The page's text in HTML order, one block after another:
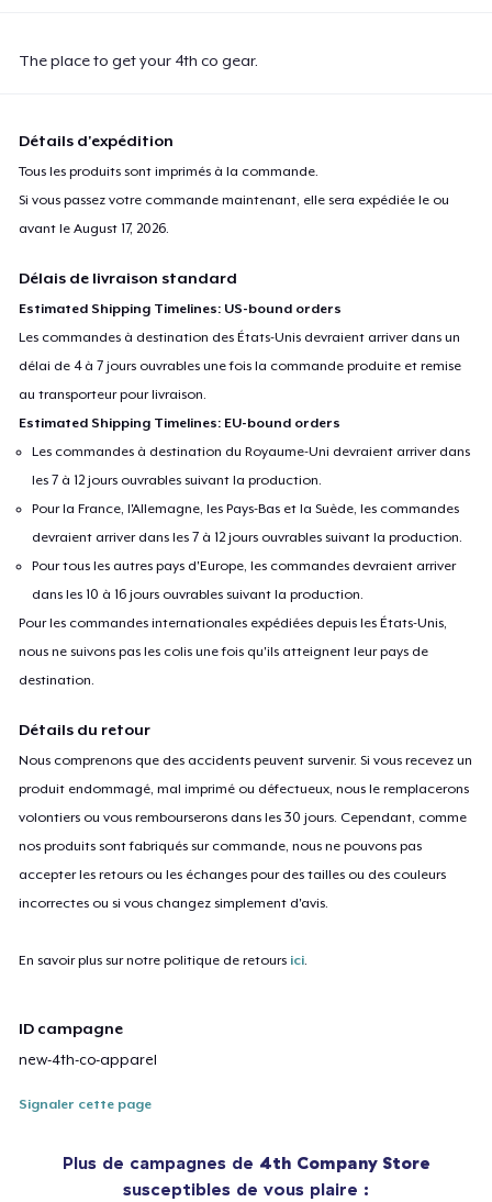
The place to get your 4th co gear.
Détails d'expédition
Tous les produits sont imprimés à la commande.
Si vous passez votre commande maintenant, elle sera expédiée le ou
avant leAugust 17, 2026.
Délais de livraison standard
Estimated Shipping Timelines: US-bound orders
Les commandes à destination des États-Unis devraient arriver dans un
délai de 4 à 7 jours ouvrables une fois la commande produite et remise
au transporteur pour livraison.
Estimated Shipping Timelines: EU-bound orders
Les commandes à destination du Royaume-Uni devraient arriver dans
les 7 à 12 jours ouvrables suivant la production.
Pour la France, l'Allemagne, les Pays-Bas et la Suède, les commandes
devraient arriver dans les 7 à 12 jours ouvrables suivant la production.
Pour tous les autres pays d'Europe, les commandes devraient arriver
dans les 10 à 16 jours ouvrables suivant la production.
Pour les commandes internationales expédiées depuis les États-Unis,
nous ne suivons pas les colis une fois qu'ils atteignent leur pays de
destination.
Détails du retour
Nous comprenons que des accidents peuvent survenir. Si vous recevez un
produit endommagé, mal imprimé ou défectueux, nous le remplacerons
volontiers ou vous rembourserons dans les 30 jours. Cependant, comme
nos produits sont fabriqués sur commande, nous ne pouvons pas
accepter les retours ou les échanges pour des tailles ou des couleurs
incorrectes ou si vous changez simplement d'avis.
En savoir plus sur notre politique de retours ici.
ID campagne
new-4th-co-apparel
Signaler cette page
Plus de campagnes de 4th Company Store
susceptibles de vous plaire :